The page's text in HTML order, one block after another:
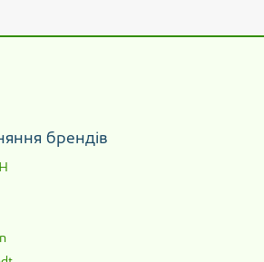
брендів